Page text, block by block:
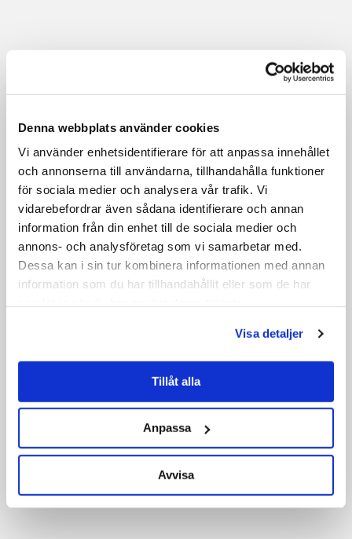
Denna webbplats använder cookies
Vi använder enhetsidentifierare för att anpassa innehållet
och annonserna till användarna, tillhandahålla funktioner
för sociala medier och analysera vår trafik. Vi
vidarebefordrar även sådana identifierare och annan
information från din enhet till de sociala medier och
annons- och analysföretag som vi samarbetar med.
Dessa kan i sin tur kombinera informationen med annan
information som du har tillhandahållit eller som de har
Visa detaljer
Tillåt alla
Anpassa
Avvisa